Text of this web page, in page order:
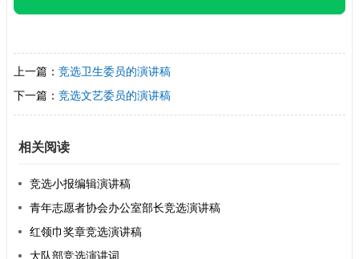
上一篇： 竞选卫生委员的演讲稿
下一篇： 竞选文艺委员的演讲稿
相关阅读
竞选小报编辑演讲稿
青年志愿者协会办公室部长竞选演讲稿
红领巾奖章竞选演讲稿
大队部竞选演讲词